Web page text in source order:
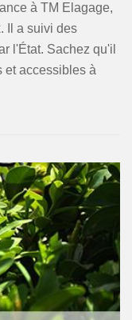
à TM Elagage,
Il a suivi des
l'État. Sachez qu'il
et accessibles à